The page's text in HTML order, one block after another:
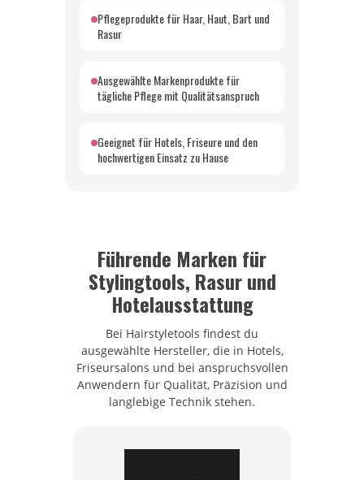
Pflegeprodukte für Haar, Haut, Bart und
Rasur
Ausgewählte Markenprodukte für
tägliche Pflege mit Qualitätsanspruch
Geeignet für Hotels, Friseure und den
hochwertigen Einsatz zu Hause
Führende Marken für
Stylingtools, Rasur und
Hotelausstattung
Bei Hairstyletools findest du
ausgewählte Hersteller, die in Hotels,
Friseursalons und bei anspruchsvollen
Anwendern für Qualität, Präzision und
langlebige Technik stehen.